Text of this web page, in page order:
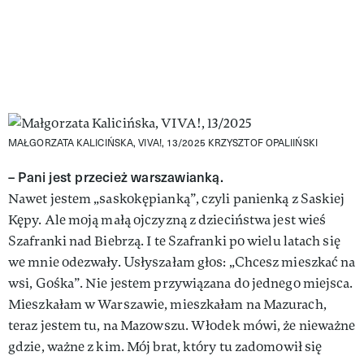
MAŁGORZATA KALICIŃSKA, VIVA!, 13/2025 KRZYSZTOF OPALIIŃSKI
– Pani jest przecież warszawianką.
Nawet jestem „saskokępianką”, czyli panienką z Saskiej
Kępy. Ale moją małą ojczyzną z dzieciństwa jest wieś
Szafranki nad Biebrzą. I te Szafranki po wielu latach się
we mnie odezwały. Usłyszałam głos: „Chcesz mieszkać na
wsi, Gośka”. Nie jestem przywiązana do jednego miejsca.
Mieszkałam w Warszawie, mieszkałam na Mazurach,
teraz jestem tu, na Mazowszu. Włodek mówi, że nieważne
gdzie, ważne z kim. Mój brat, który tu zadomowił się